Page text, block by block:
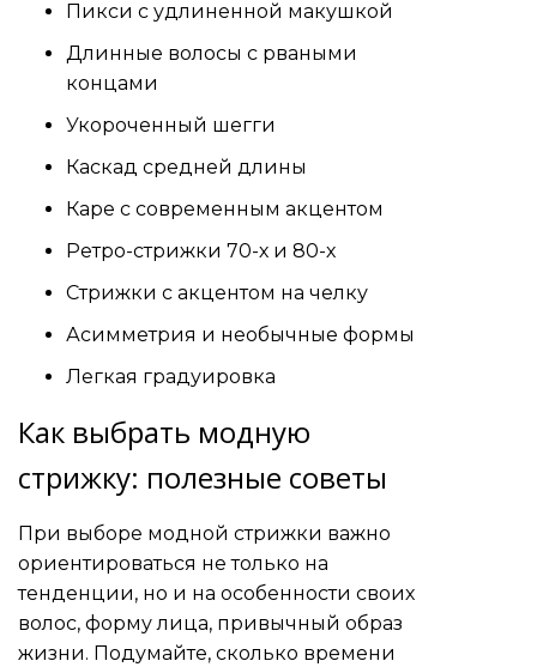
Пикси с удлиненной макушкой
Длинные волосы с рваными
концами
Укороченный шегги
Каскад средней длины
Каре с современным акцентом
Ретро-стрижки 70-х и 80-х
Стрижки с акцентом на челку
Асимметрия и необычные формы
Легкая градуировка
Как выбрать модную
стрижку: полезные советы
При выборе модной стрижки важно
ориентироваться не только на
тенденции, но и на особенности своих
волос, форму лица, привычный образ
жизни. Подумайте, сколько времени